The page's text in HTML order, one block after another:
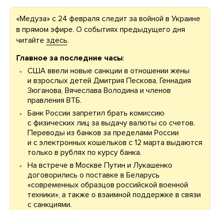
«Медуза» с 24 февраля следит за войной в Украине
в прямом эфире. О событиях предыдущего дня
читайте здесь.
Главное за последние часы:
США ввели новые санкции в отношении жены
и взрослых детей Дмитрия Пескова, Геннадия
Зюганова, Вячеслава Володина и членов
правления ВТБ.
Банк России запретил брать комиссию
с физических лиц за выдачу валюты со счетов.
Переводы из банков за пределами России
и с электронных кошельков с 12 марта выдаются
только в рублях по курсу банка.
На встрече в Москве Путин и Лукашенко
договорились о поставке в Беларусь
«современных образцов российской военной
техники», а также о взаимной поддержке в связи
с санкциями.